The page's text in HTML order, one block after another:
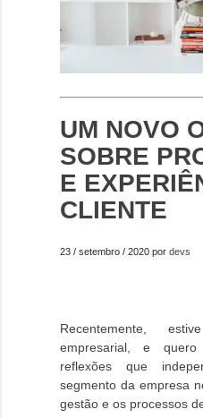
UM NOVO
SOBRE
E
CLIENTE
23 / setembro / 2020 pordevs
Recentemente,
empresarial, e quero
reflexões que
segmento da empresa
gestão e os processos